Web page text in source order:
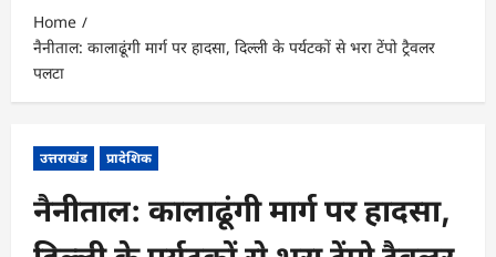
Home
नैनीताल: कालाढूंगी मार्ग पर हादसा, दिल्ली के पर्यटकों से भरा टेंपो ट्रैवलर
पलटा
उत्तराखंड प्रादेशिक
नैनीताल: कालाढूंगी मार्ग पर हादसा,